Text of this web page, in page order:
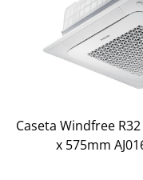
Caseta Windfree
x 575mm